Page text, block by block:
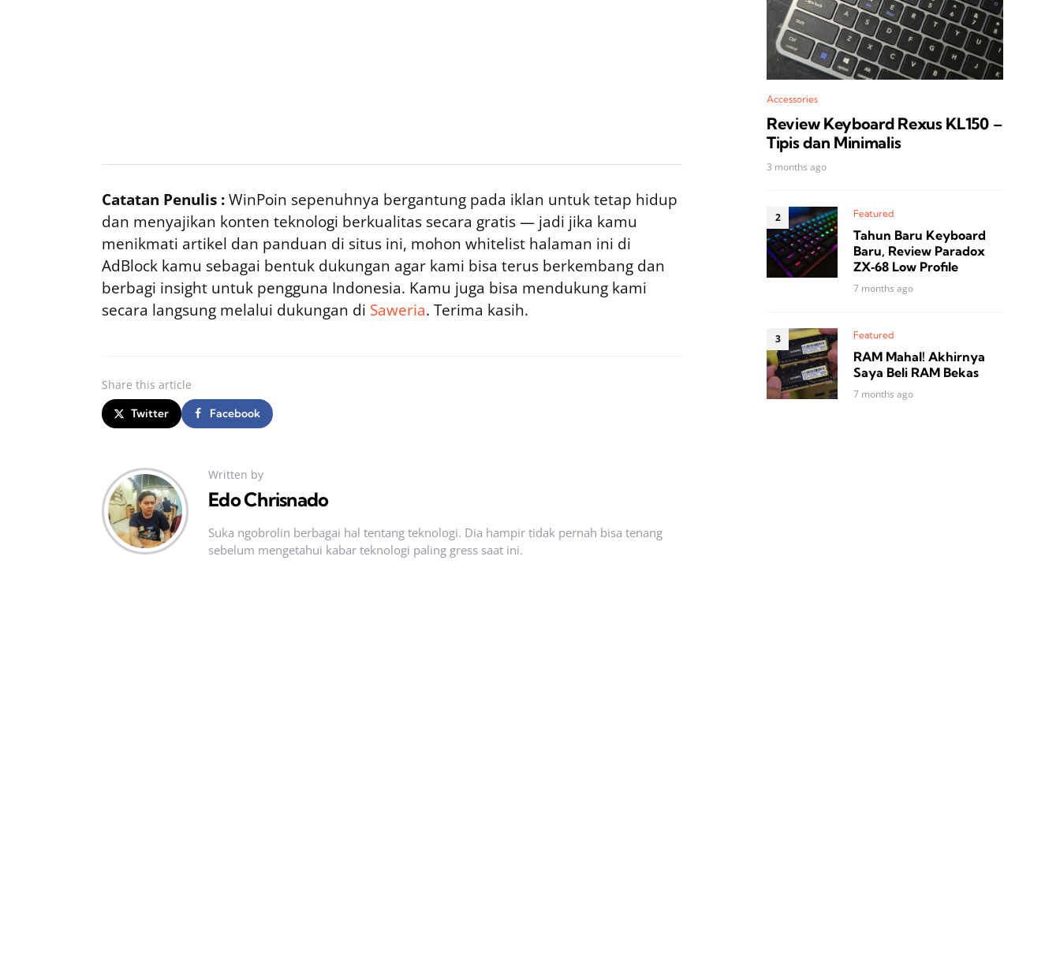
Catatan Penulis :WinPoin sepenuhnya bergantung pada iklan untuk tetap hidup
dan menyajikan konten teknologi berkualitas secara gratis — jadi jika kamu
menikmati artikel dan panduan di situs ini, mohon whitelist halaman ini di
AdBlock kamu sebagai bentuk dukungan agar kami bisa terus berkembang dan
berbagi insight untuk pengguna Indonesia. Kamu juga bisa mendukung kami
secara langsung melalui dukungan di Saweria. Terima kasih.
Share this article
Twitter Facebook
Written by
Edo Chrisnado
Suka ngobrolin berbagai hal tentang teknologi. Dia hampir tidak pernah bisa tenang
sebelum mengetahui kabar teknologi paling gress saat ini.
Accessories
Review Keyboard Rexus KL150 –
Tipis dan Minimalis
3 months ago
Featured
Tahun Baru Keyboard
Baru, Review Paradox
ZX‑68 Low Profile
7 months ago
Featured
RAM Mahal! Akhirnya
Saya Beli RAM Bekas
7 months ago